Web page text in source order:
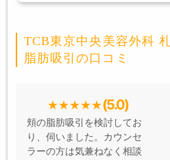
TCB東京中央美容外科
脂肪吸引の口コミ
(5.0)
頬の脂肪吸引を検討してお
り、伺いました。カウンセ
ラーの方は気兼ねなく相談